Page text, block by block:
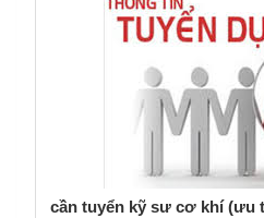
cần tuyển kỹ sư cơ khí (ưu